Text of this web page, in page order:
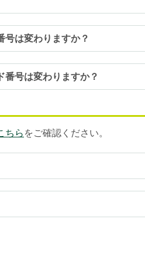
号は変わりますか？
番号は変わりますか？
ちら をご確認ください。